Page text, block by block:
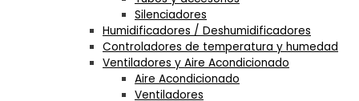
Silenciadores
Humidificadores / Deshumidificadores
Controladores de temperatura y humedad
Ventiladores y Aire Acondicionado
Aire Acondicionado
Ventiladores